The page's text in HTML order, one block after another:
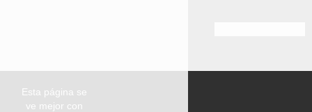
Esta página se
ve mejor con